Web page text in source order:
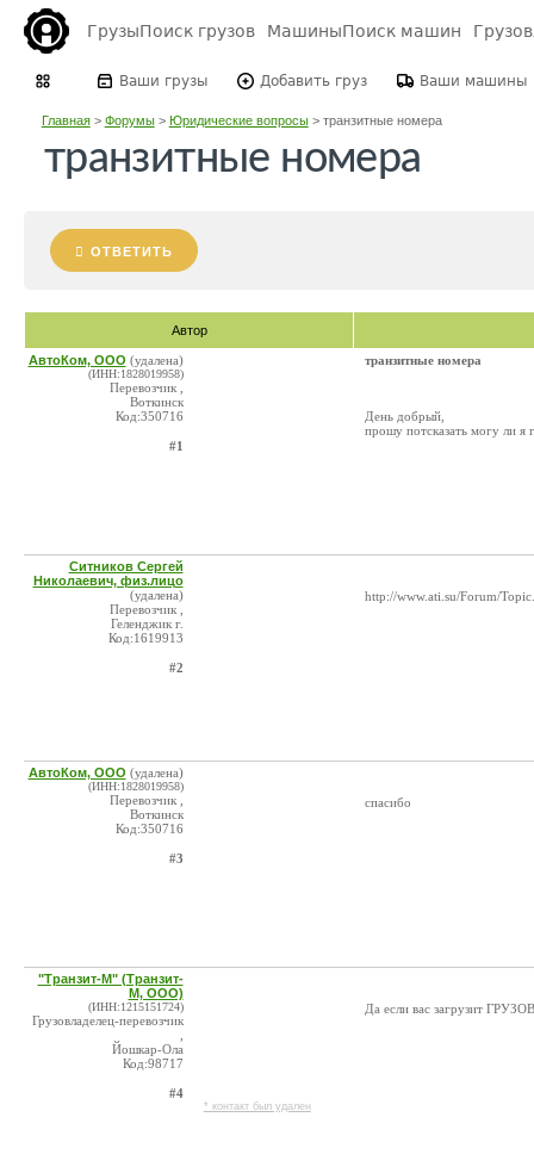
ГрузыПоиск грузов МашиныПоиск машин
Ваши грузы Добавить груз Ваши машины
Главная> Форумы> Юридические вопросы> транзитные номера
транзитные номера
ОТВЕТИТЬ
Автор
АвтоКом, ООО (удалена)
(ИНН:1828019958)
Перевозчик ,
Воткинск
Код:350716
#1
транзитные номера
День добрый,
прошу потсказать могу ли
Ситников Сергей
Николаевич, физ.лицо
(удалена)
Перевозчик ,
Геленджик г.
Код:1619913
#2
http://www.ati.su/Forum/
АвтоКом, ООО (удалена)
(ИНН:1828019958)
Перевозчик ,
Воткинск
Код:350716
#3
спасибо
"Транзит-М" (Транзит-
М, ООО)
(ИНН:1215151724)
Грузовладелец-перевозчик
Йошкар-Ола
Код:98717
#4
* контакт был удален
Да если вас загрузит